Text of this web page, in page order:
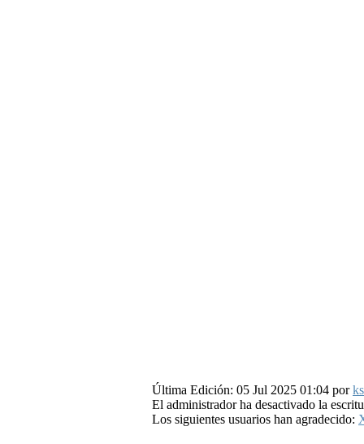
Última Edición: 05 Jul 2025 01:04 por
El administrador ha desactivado la
Los siguientes usuarios han agradecido: